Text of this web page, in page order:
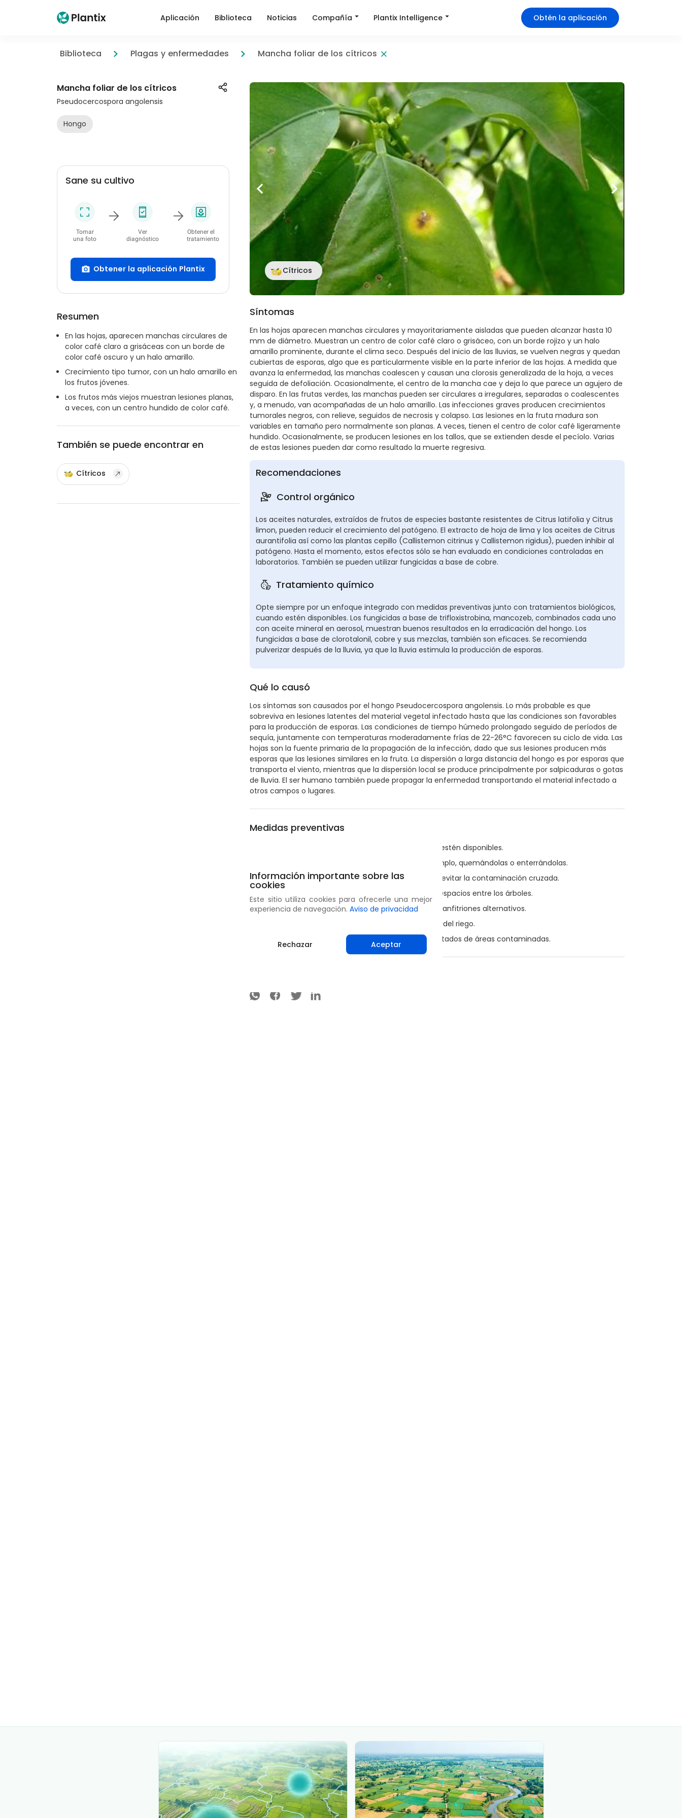
Aplicación Biblioteca Noticias Compañía Plantix Intelligence Obtén la aplicación
Biblioteca Plagas y enfermedades Mancha foliar de los cítricos
Mancha foliar de los cítricos
Pseudocercospora angolensis
Hongo
Sane su cultivo
Tomar
una foto
Ver
diagnóstico
Obtener el
tratamiento
Obtener la aplicación Plantix
Resumen
En las hojas, aparecen manchas circulares de
color café claro a grisáceas con un borde de
color café oscuro y un halo amarillo.
Crecimiento tipo tumor, con un halo amarillo en
los frutos jóvenes.
Los frutos más viejos muestran lesiones planas,
a veces, con un centro hundido de color café.
También se puede encontrar en
Cítricos
Cítricos
Síntomas
En las hojas aparecen manchas circulares y mayoritariamente aisladas que pueden alcanzar hasta 10
mm de diámetro. Muestran un centro de color café claro o grisáceo, con un borde rojizo y un halo
amarillo prominente, durante el clima seco. Después del inicio de las lluvias, se vuelven negras y quedan
cubiertas de esporas, algo que es particularmente visible en la parte inferior de las hojas. A medida que
avanza la enfermedad, las manchas coalescen y causan una clorosis generalizada de la hoja, a veces
seguida de defoliación. Ocasionalmente, el centro de la mancha cae y deja lo que parece un agujero de
disparo. En las frutas verdes, las manchas pueden ser circulares a irregulares, separadas o coalescentes
y, a menudo, van acompañadas de un halo amarillo. Las infecciones graves producen crecimientos
tumorales negros, con relieve, seguidos de necrosis y colapso. Las lesiones en la fruta madura son
variables en tamaño pero normalmente son planas. A veces, tienen el centro de color café ligeramente
hundido. Ocasionalmente, se producen lesiones en los tallos, que se extienden desde el pecíolo. Varias
de estas lesiones pueden dar como resultado la muerte regresiva.
Recomendaciones
Control orgánico
Los aceites naturales, extraídos de frutos de especies bastante resistentes de Citrus latifolia y Citrus
limon, pueden reducir el crecimiento del patógeno. El extracto de hoja de lima y los aceites de Citrus
aurantifolia así como las plantas cepillo (Callistemon citrinus y Callistemon rigidus), pueden inhibir al
patógeno. Hasta el momento, estos efectos sólo se han evaluado en condiciones controladas en
laboratorios. También se pueden utilizar fungicidas a base de cobre.
Tratamiento químico
Opte siempre por un enfoque integrado con medidas preventivas junto con tratamientos biológicos,
cuando estén disponibles. Los fungicidas a base de trifloxistrobina, mancozeb, combinados cada uno
con aceite mineral en aerosol, muestran buenos resultados en la erradicación del hongo. Los
fungicidas a base de clorotalonil, cobre y sus mezclas, también son eficaces. Se recomienda
pulverizar después de la lluvia, ya que la lluvia estimula la producción de esporas.
Qué lo causó
Los síntomas son causados por el hongo Pseudocercospora angolensis. Lo más probable es que
sobreviva en lesiones latentes del material vegetal infectado hasta que las condiciones son favorables
para la producción de esporas. Las condiciones de tiempo húmedo prolongado seguido de períodos de
sequía, juntamente con temperaturas moderadamente frías de 22-26°C favorecen su ciclo de vida. Las
hojas son la fuente primaria de la propagación de la infección, dado que sus lesiones producen más
esporas que las lesiones similares en la fruta. La dispersión a larga distancia del hongo es por esporas que
transporta el viento, mientras que la dispersión local se produce principalmente por salpicaduras o gotas
de lluvia. El ser humano también puede propagar la enfermedad transportando el material infectado a
otros campos o lugares.
Medidas preventivas
Plante variedades resistentes o tolerantes, cuando estén disponibles.
Recoja y destruya las frutas y hojas caídas, por ejemplo, quemándolas o enterrándolas.
Construya rompevientos alrededor del huerto para evitar la contaminación cruzada.
Mejore la ventilación en el huerto dejando amplios espacios entre los árboles.
Pode con regularidad y evite intercalar cultivos con anfitriones alternativos.
Trate de sincronizar la producción de fruta a través del riego.
Evite el transporte de plantas, árboles o frutas infectados de áreas contaminadas.
Información importante sobre las
cookies
Este sitio utiliza cookies para ofrecerle una mejor
experiencia de navegación. Aviso de privacidad
Rechazar Aceptar